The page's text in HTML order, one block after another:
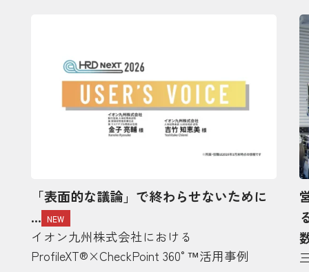
「表面的な議論」で終わらせないために
... NEW
イオン九州株式会社における
ProfileXT®×CheckPoint 360°™活用事例